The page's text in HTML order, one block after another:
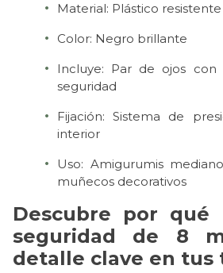
Material: Plástico resistente
Color: Negro brillante
Incluye: Par de ojos con
seguridad
Fijación: Sistema de
interior
Uso: Amigurumis
muñecos decorativos
Descubre por qué
seguridad de 8
detalle clave en tus